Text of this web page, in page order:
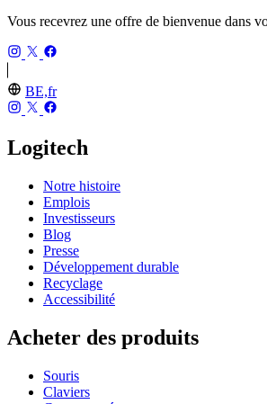
Vous recevrez une offre de bienvenue dans
BE,fr
Logitech
Notre histoire
Emplois
Investisseurs
Blog
Presse
Développement durable
Recyclage
Accessibilité
Acheter des produits
Souris
Claviers